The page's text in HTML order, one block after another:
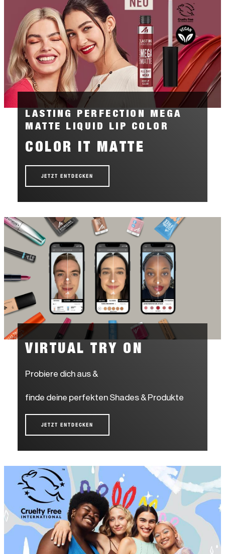
LASTING PERFECTION MEGA
MATTE LIQUID LIP COLOR
COLOR IT MATTE
JETZT ENTDECKEN
VIRTUAL TRY ON
Probiere dich aus &
finde deine perfekten Shades & Produkte
JETZT ENTDECKEN